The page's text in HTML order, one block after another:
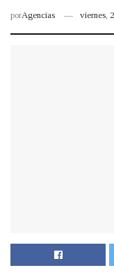
porAgencias viernes,